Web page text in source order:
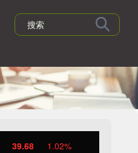
39.68 1.02%